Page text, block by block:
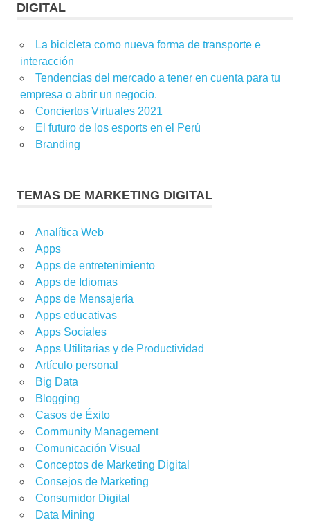
DIGITAL
La bicicleta como nueva forma de transporte e
interacción
Tendencias del mercado a tener en cuenta para tu
empresa o abrir un negocio.
Conciertos Virtuales 2021
El futuro de los esports en el Perú
Branding
TEMAS DE MARKETING DIGITAL
Analítica Web
Apps
Apps de entretenimiento
Apps de Idiomas
Apps de Mensajería
Apps educativas
Apps Sociales
Apps Utilitarias y de Productividad
Artículo personal
Big Data
Blogging
Casos de Éxito
Community Management
Comunicación Visual
Conceptos de Marketing Digital
Consejos de Marketing
Consumidor Digital
Data Mining